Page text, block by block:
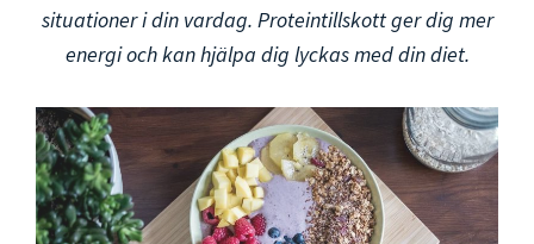
situationer i din vardag. Proteintillskott ger dig mer
energi och kan hjälpa dig lyckas med din diet.